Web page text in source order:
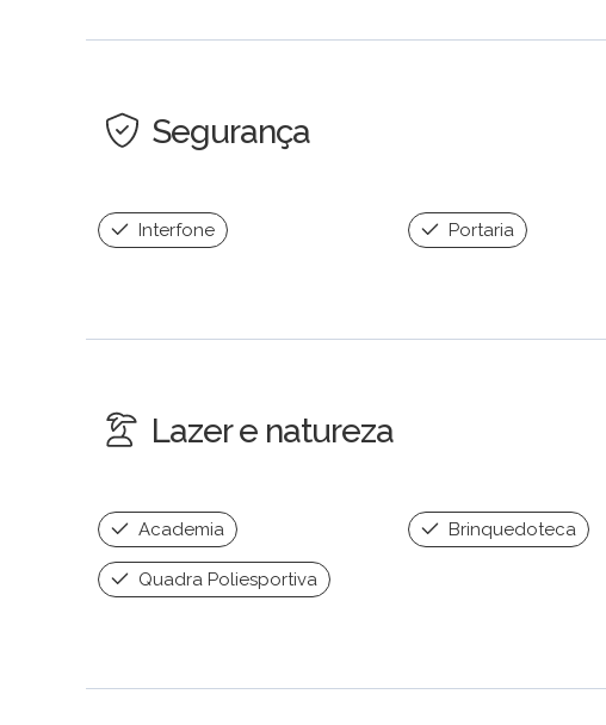
Segurança
Interfone Portaria
Lazer e natureza
Academia Brinquedoteca
Quadra Poliesportiva